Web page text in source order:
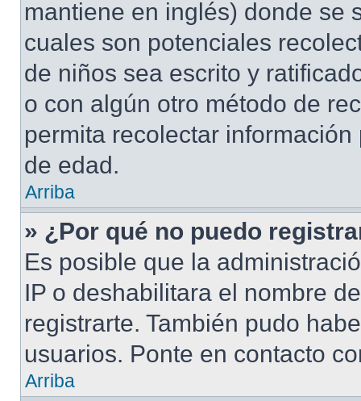
mantiene en inglés) donde se
cuales son potenciales
de niños sea escrito y
o con algún otro método de
permita recolectar
de edad.
Arriba
» ¿Por qué no puedo
Es posible que la
IP o deshabilitara el nombre
registrarte. También pudo
usuarios. Ponte en contacto
Arriba